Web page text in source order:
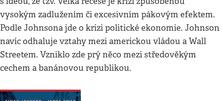
vysokým zadlužením či excesivním pákovým efektem.
Podle Johnsona jde o krizi politické ekonomie. Johnson
navíc odhaluje vztahy mezi americkou vládou a Wall
Streetem. Vzniklo zde prý něco mezi středověkým
cechem a banánovou republikou.